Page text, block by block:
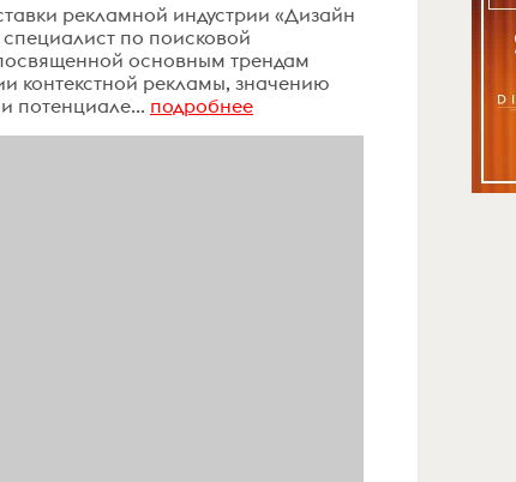
рекламной индустрии «Дизайн
по поисковой
основным трендам
контекстной рекламы, значению
потенциале... подробнее